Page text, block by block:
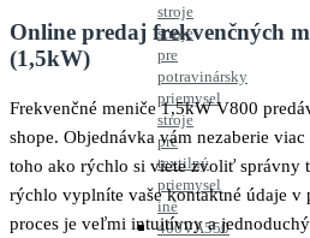
stroje
stroje
pre
potravinársky
priemysel
stroje
pre
textilný
priemysel
iné
400VA550
Online predaj frekvenčných
(1,5kW)
Frekvenčné meniče 1,5kW V800
shope. Objednávka vám nezaberie
toho ako rýchlo si viete zvoliť správny
rýchlo vyplníte vaše kontaktné údaje v
proces je veľmi intuitívny a